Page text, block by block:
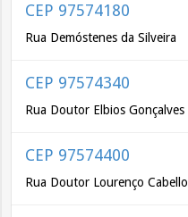
CEP 97574180
Rua Demóstenes da Silveira
CEP 97574340
Rua Doutor Elbios Gonçalves
CEP 97574400
Rua Doutor Lourenço Cabello